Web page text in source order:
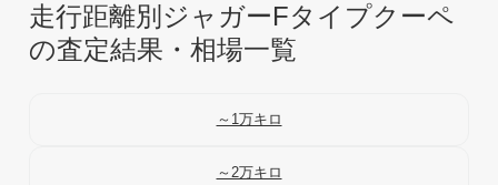
走行距離別ジャガーFタイプクーペ
の査定結果・相場一覧
～1万キロ
～2万キロ